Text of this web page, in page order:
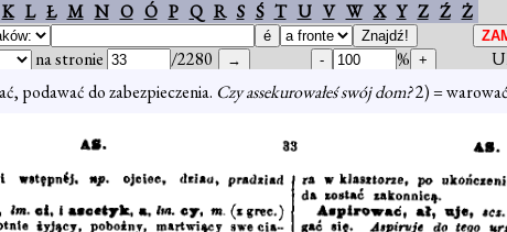
K L Ł M N O Ó P Q R S Ś T U V W X Y Z Ź Ż
na stronie /2280 %
podawać do zabezpieczenia. Czy assekurowałeś swój dom?2) =